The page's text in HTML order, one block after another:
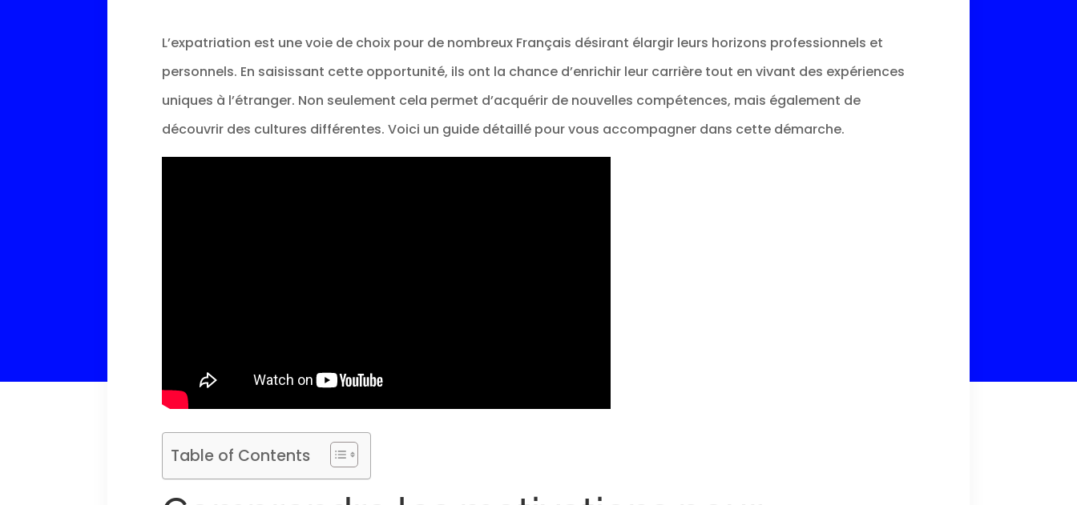
L’expatriation est une voie de choix pour de nombreux Français désirant élargir leurs horizons professionnels et
personnels. En saisissant cette opportunité, ils ont la chance d’enrichir leur carrière tout en vivant des expériences
uniques à l’étranger. Non seulement cela permet d’acquérir de nouvelles compétences, mais également de
découvrir des cultures différentes. Voici un guide détaillé pour vous accompagner dans cette démarche.
Table of Contents